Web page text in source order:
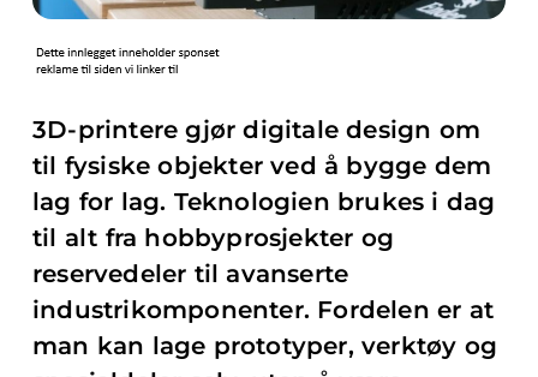
3D-printere gjør digitale design om
til fysiske objekter ved å bygge dem
lag for lag. Teknologien brukes i dag
til alt fra hobbyprosjekter og
reservedeler til avanserte
industrikomponenter. Fordelen er at
man kan lage prototyper, verktøy og